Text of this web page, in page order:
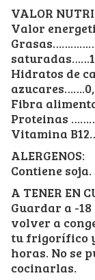
VALOR
Valor
Hidratos de
Fibra
Proteinas
Vitamina
ALERGENOS:
Contiene soja.
A TENER EN
Guardar a -18
volver a
tu frigorífico y
horas. No se
cocinarlas.